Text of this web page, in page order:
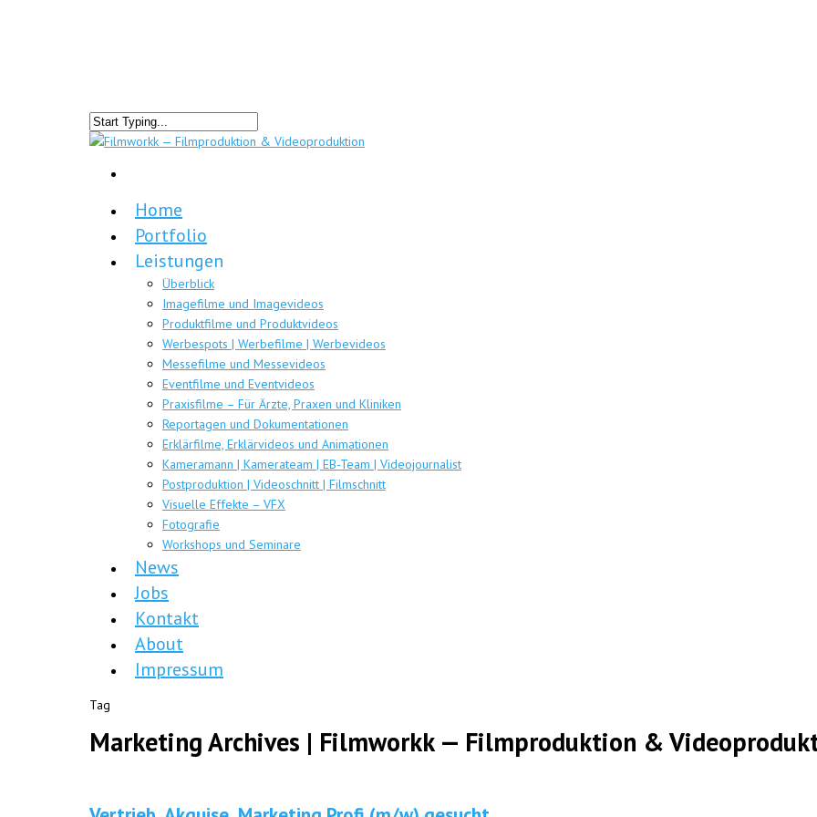
Home
Portfolio
Leistungen
Überblick
Imagefilme und Imagevideos
Produktfilme und Produktvideos
Werbespots | Werbefilme | Werbevideos
Messefilme und Messevideos
Eventfilme und Eventvideos
Praxisfilme – Für Ärzte, Praxen und Kliniken
Reportagen und Dokumentationen
Erklärfilme, Erklärvideos und Animationen
Kameramann | Kamerateam | EB-Team | Videojournalist
Postproduktion | Videoschnitt | Filmschnitt
Visuelle Effekte – VFX
Fotografie
Workshops und Seminare
News
Jobs
Kontakt
About
Impressum
Tag
Marketing Archives | Filmworkk — Filmproduktion &